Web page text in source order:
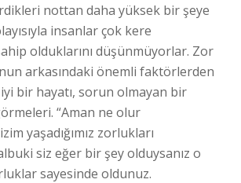
nottan daha yüksek bir şeye
insanlar çok kere
olduklarını düşünmüyorlar. Zor
arkasındaki önemli faktörlerden
bir hayatı, sorun olmayan bir
“Aman ne olur
yaşadığımız zorlukları
siz eğer bir şey olduysanız o
sayesinde oldunuz.